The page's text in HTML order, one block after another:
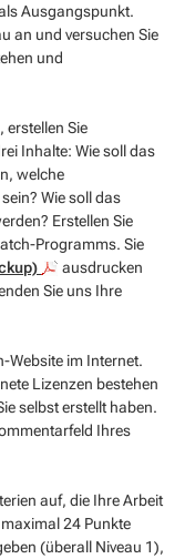
Ausgangspunkt.
an und versuchen Sie
und
erstellen Sie
Inhalte: Wie soll das
welche
Wie soll das
Erstellen Sie
Programms. Sie
ausdrucken
Sie uns Ihre
Website im Internet.
Lizenzen bestehen
selbst erstellt haben.
Ihres
auf, die Ihre Arbeit
24 Punkte
(überall Niveau 1),